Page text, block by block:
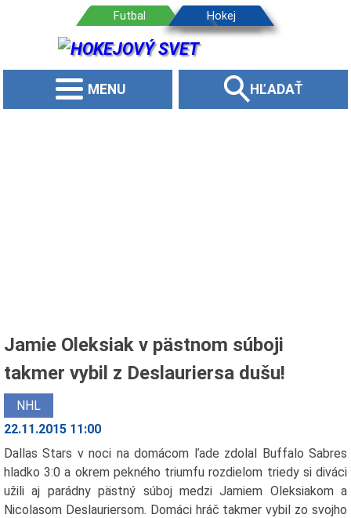
MENU HĽADAŤ
Jamie Oleksiak v pästnom súboji
takmer vybil z Deslauriersa dušu!
NHL
22.11.2015 11:00
Dallas Stars v noci na domácom ľade zdolal Buffalo Sabres
hladko 3:0 a okrem pekného triumfu rozdielom triedy si diváci
užili aj parádny pästný súboj medzi Jamiem Oleksiakom a
Nicolasom Deslauriersom. Domáci hráč takmer vybil zo svojho